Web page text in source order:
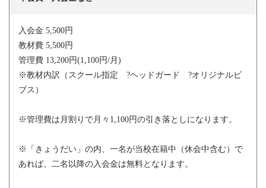
入会金 5,500円
教材費 5,500円
管理費 13,200円(1,100円/月)
※教材内訳（スクール指定 ?ヘッドガード ?オリジナルビ
ブス）
※管理費は月割りで月々1,100円の引き落としになります。
※「きょうだい」の内、一名が当校在籍中（休会中含む）で
あれば、二名以降の入会金は無料となります。